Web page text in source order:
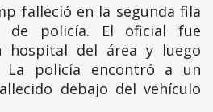
falleció en la segunda fila
de policía. El oficial fue
hospital del área y luego
La policía encontró a un
debajo del vehículo